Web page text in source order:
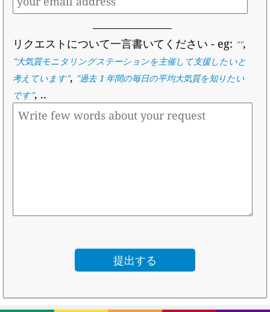
リクエストについて一言書いてください - eg: "",
"大気質モニタリングステーションを主催して支援したいと
考えています", "過去 1 年間の毎日の平均大気質を知りたい
です", ..